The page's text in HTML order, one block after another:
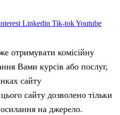
Linkedin Tik-tokYoutube
отримувати комісійну
Вами курсів або послуг,
сайту
сайту дозволено тільки
на джерело.